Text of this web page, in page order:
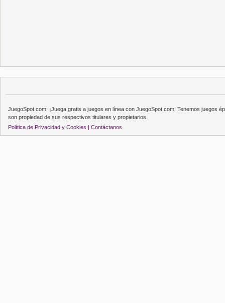
JuegoSpot.com: ¡Juega gratis a juegos en línea con JuegoSpot.com! Tenemos juegos
son propiedad de sus respectivos titulares y propietarios.
Política de Privacidad y Cookies | Contáctanos